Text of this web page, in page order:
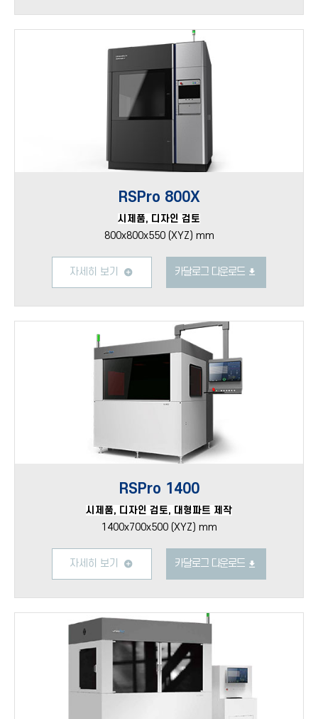
RSPro 800X
시제품, 디자인 검토
800x800x550 (XYZ) mm
자세히 보기 카달로그 다운로드
RSPro 1400
시제품, 디자인 검토, 대형파트 제작
1400x700x500 (XYZ) mm
자세히 보기 카달로그 다운로드